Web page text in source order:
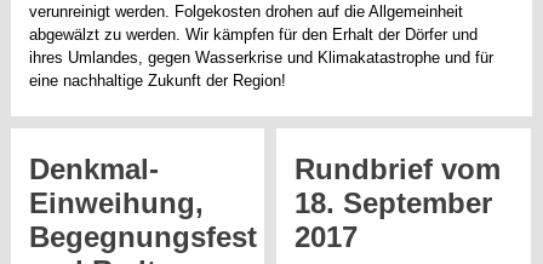
verunreinigt werden. Folgekosten drohen auf die Allgemeinheit
abgewälzt zu werden. Wir kämpfen für den Erhalt der Dörfer und
ihres Umlandes, gegen Wasserkrise und Klimakatastrophe und für
eine nachhaltige Zukunft der Region!
Denkmal-
Einweihung,
Begegnungsfest
Rundbrief vom
18. September
2017